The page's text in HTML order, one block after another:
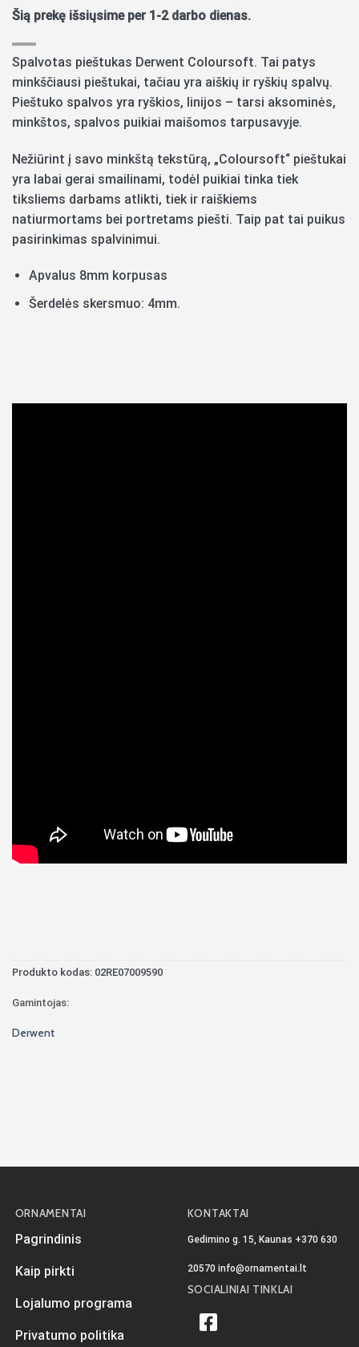
Šią prekę išsiųsime per 1-2 darbo dienas.
Spalvotas pieštukas Derwent Coloursoft. Tai patys
minkščiausi pieštukai, tačiau yra aiškių ir ryškių spalvų.
Pieštuko spalvos yra ryškios, linijos – tarsi aksominės,
minkštos, spalvos puikiai maišomos tarpusavyje.
Nežiūrint į savo minkštą tekstūrą, „Coloursoft“ pieštukai
yra labai gerai smailinami, todėl puikiai tinka tiek
tiksliems darbams atlikti, tiek ir raiškiems
natiurmortams bei portretams piešti. Taip pat tai puikus
pasirinkimas spalvinimui.
Apvalus 8mm korpusas
Šerdelės skersmuo: 4mm.
Produkto kodas: 02RE07009590
Gamintojas:
Derwent
ORNAMENTAI
Pagrindinis
Kaip pirkti
Lojalumo programa
Privatumo politika
KONTAKTAI
Gedimino g. 15, Kaunas +370 630
20570 info@ornamentai.lt
SOCIALINIAI TINKLAI